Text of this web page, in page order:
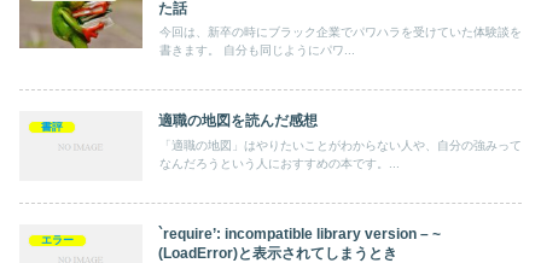
た話
今回は、新卒の時にブラック企業でパワハラを受けていた体験談を
書きます。 自分も同じようにパワ...
書評 適職の地図を読んだ感想
「適職の地図」はやりたいことがわからない人や、自分の強みって
なんだろうという人におすすめの本です。...
エラー
`require’: incompatible library version – ~
(LoadError)と表示されてしまうとき